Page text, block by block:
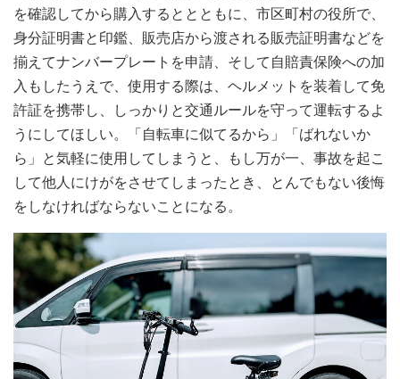
を確認してから購入するととともに、市区町村の役所で、
身分証明書と印鑑、販売店から渡される販売証明書などを
揃えてナンバープレートを申請、そして自賠責保険への加
入もしたうえで、使用する際は、ヘルメットを装着して免
許証を携帯し、しっかりと交通ルールを守って運転するよ
うにしてほしい。「自転車に似てるから」「ばれないか
ら」と気軽に使用してしまうと、もし万が一、事故を起こ
して他人にけがをさせてしまったとき、とんでもない後悔
をしなければならないことになる。